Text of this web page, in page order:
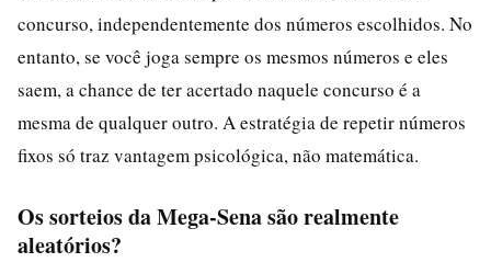
concurso, independentemente dos números escolhidos. No
entanto, se você joga sempre os mesmos números e eles
saem, a chance de ter acertado naquele concurso é a
mesma de qualquer outro. A estratégia de repetir números
fixos só traz vantagem psicológica, não matemática.
Os sorteios da Mega-Sena são realmente
aleatórios?